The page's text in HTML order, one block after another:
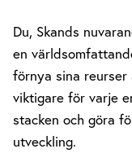
Du, Skands
en
förnya sina
viktigare för varje
stacken och göra
utveckling.